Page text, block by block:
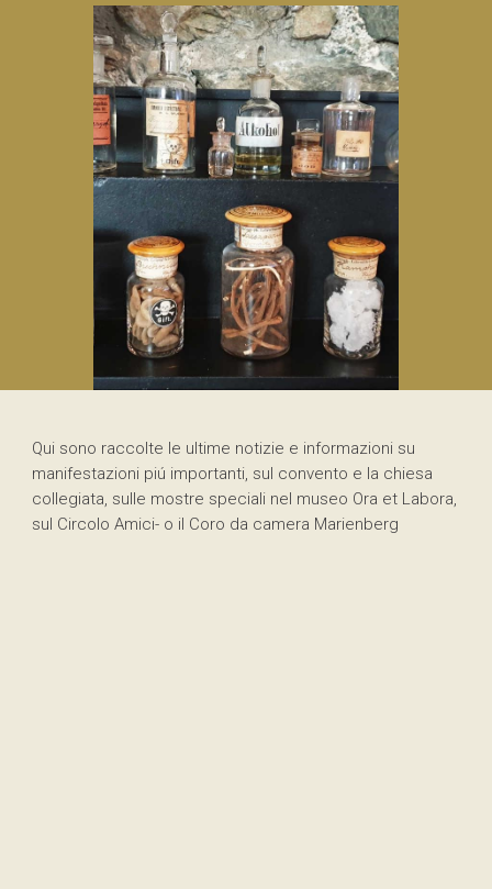
Qui sono raccolte le ultime notizie e informazioni su
manifestazioni piú importanti, sul convento e la chiesa
collegiata, sulle mostre speciali nel museo Ora et Labora,
sul Circolo Amici- o il Coro da camera Marienberg